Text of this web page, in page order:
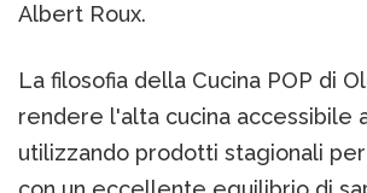
Albert Roux.
La filosofia della Cucina POP di
rendere l'alta cucina accessibile
utilizzando prodotti stagionali